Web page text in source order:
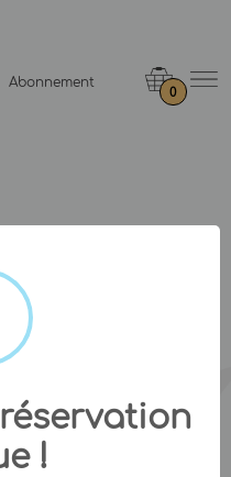
Abonnement
0
!